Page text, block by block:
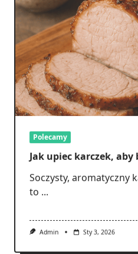
Polecamy
Jak upiec karczek, aby
Soczysty, aromatyczny
to...